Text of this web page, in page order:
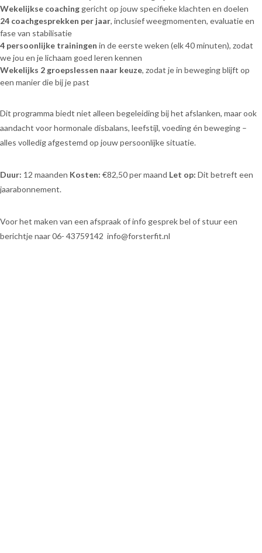
Wekelijkse coaching gericht op jouw specifieke klachten en doelen
24 coachgesprekken per jaar, inclusief weegmomenten, evaluatie en
fase van stabilisatie
4 persoonlijke trainingen in de eerste weken (elk 40 minuten), zodat
we jou en je lichaam goed leren kennen
Wekelijks 2 groepslessen naar keuze, zodat je in beweging blijft op
een manier die bij je past
Dit programma biedt niet alleen begeleiding bij het afslanken, maar ook
aandacht voor hormonale disbalans, leefstijl, voeding én beweging –
alles volledig afgestemd op jouw persoonlijke situatie.
Duur: 12 maanden Kosten: €82,50 per maand Let op: Dit betreft een
jaarabonnement.
Voor het maken van een afspraak of info gesprek bel of stuur een
berichtje naar 06- 43759142 info@forsterfit.nl